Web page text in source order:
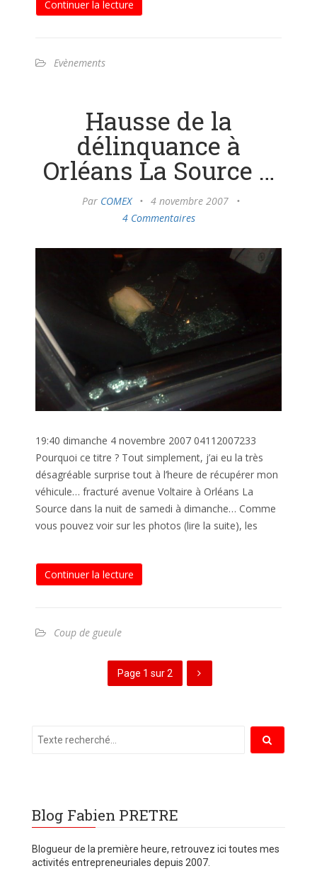
Continuer la lecture
Evènements
Hausse de la
délinquance à
Orléans La Source …
Par COMEX • 4 novembre 2007
•
4 Commentaires
19:40 dimanche 4 novembre 2007 04112007233
Pourquoi ce titre ? Tout simplement, j’ai eu la très
désagréable surprise tout à l’heure de récupérer mon
véhicule… fracturé avenue Voltaire à Orléans La
Source dans la nuit de samedi à dimanche… Comme
vous pouvez voir sur les photos (lire la suite), les
Continuer la lecture
Coup de gueule
Page 1 sur 2
Blog Fabien PRETRE
Blogueur de la première heure, retrouvez ici toutes mes
activités entrepreneuriales depuis 2007.